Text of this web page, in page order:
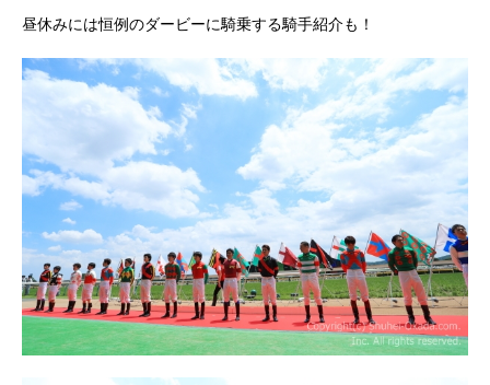
昼休みには恒例のダービーに騎乗する騎手紹介も！